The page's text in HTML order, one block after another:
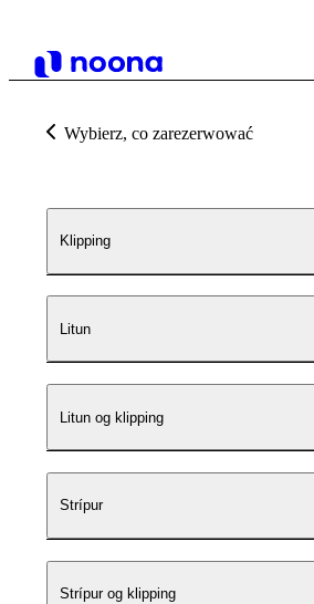
Wybierz, co zarezerwować
Klipping
Litun
Litun og klipping
Strípur
Strípur og klipping